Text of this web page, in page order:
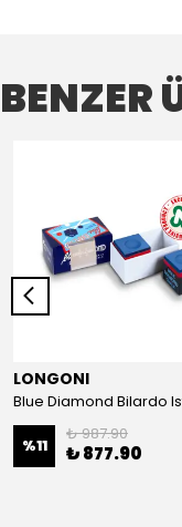
BENZER
LONGONI
%11
₺ 987.90
₺ 877.90